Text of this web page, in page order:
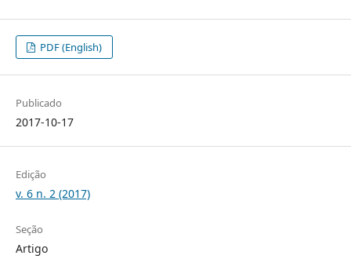
PDF (English)
Publicado
2017-10-17
Edição
v. 6 n. 2 (2017)
Seção
Artigo